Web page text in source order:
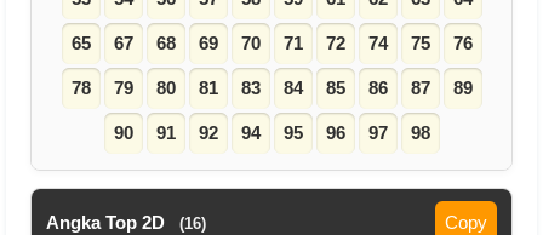
65 67 68 69 70 71 72 74 75 76
78 79 80 81 83 84 85 86 87 89
90 91 92 94 95 96 97 98
Angka Top 2D (16) Copy